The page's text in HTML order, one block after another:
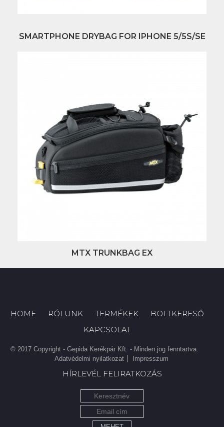
SMARTPHONE DRYBAG FOR IPHONE 5/5S/SE
MTX TRUNKBAG EX
HOME RÓLUNK TERMÉKEK
BOLTKERESŐ
KAPCSOLAT
© 2017 Copyright - Gepida Kerékpár Kft. - Minden jog fenntartva.
Adatvédelmi nyilatkozat
Impresszum
HÍRLEVÉL FELIRATKOZÁS